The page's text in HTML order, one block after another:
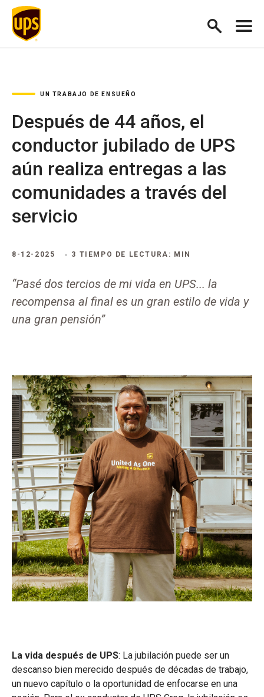
UN TRABAJO DE ENSUEÑO
Después de 44 años, el
conductor jubilado de UPS
aún realiza entregas a las
comunidades a través del
servicio
8-12-2025 3 TIEMPO DE LECTURA: MIN
“Pasé dos tercios de mi vida en UPS... la
recompensa al final es un gran estilo de vida y
una gran pensión”
La vida después de UPS: La jubilación puede ser un
descanso bien merecido después de décadas de trabajo,
un nuevo capítulo o la oportunidad de enfocarse en una